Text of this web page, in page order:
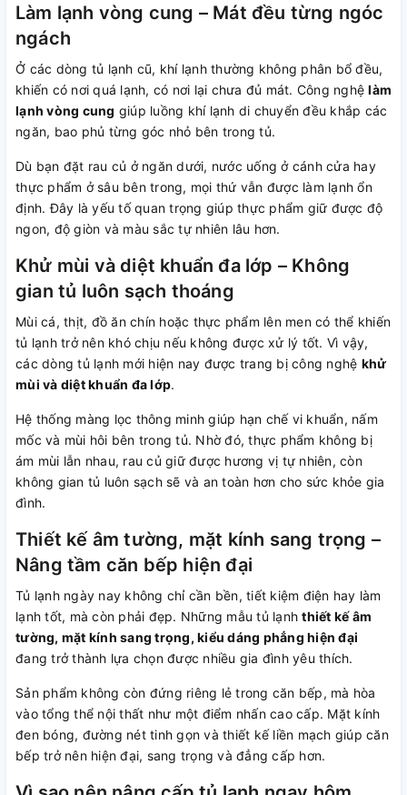
Làm lạnh vòng cung – Mát đều từng ngóc
ngách
Ở các dòng tủ lạnh cũ, khí lạnh thường không phân bổ đều,
khiến có nơi quá lạnh, có nơi lại chưa đủ mát. Công nghệlàm
lạnh vòng cung giúp luồng khí lạnh di chuyển đều khắp các
ngăn, bao phủ từng góc nhỏ bên trong tủ.
Dù bạn đặt rau củ ở ngăn dưới, nước uống ở cánh cửa hay
thực phẩm ở sâu bên trong, mọi thứ vẫn được làm lạnh ổn
định. Đây là yếu tố quan trọng giúp thực phẩm giữ được độ
ngon, độ giòn và màu sắc tự nhiên lâu hơn.
Khử mùi và diệt khuẩn đa lớp – Không
gian tủ luôn sạch thoáng
Mùi cá, thịt, đồ ăn chín hoặc thực phẩm lên men có thể khiến
tủ lạnh trở nên khó chịu nếu không được xử lý tốt. Vì vậy,
các dòng tủ lạnh mới hiện nay được trang bị công nghệ khử
mùi và diệt khuẩn đa lớp.
Hệ thống màng lọc thông minh giúp hạn chế vi khuẩn, nấm
mốc và mùi hôi bên trong tủ. Nhờ đó, thực phẩm không bị
ám mùi lẫn nhau, rau củ giữ được hương vị tự nhiên, còn
không gian tủ luôn sạch sẽ và an toàn hơn cho sức khỏe gia
đình.
Thiết kế âm tường, mặt kính sang trọng –
Nâng tầm căn bếp hiện đại
Tủ lạnh ngày nay không chỉ cần bền, tiết kiệm điện hay làm
lạnh tốt, mà còn phải đẹp. Những mẫu tủ lạnhthiết kế âm
tường, mặt kính sang trọng, kiểu dáng phẳng hiện đại
đang trở thành lựa chọn được nhiều gia đình yêu thích.
Sản phẩm không còn đứng riêng lẻ trong căn bếp, mà hòa
vào tổng thể nội thất như một điểm nhấn cao cấp. Mặt kính
đen bóng, đường nét tinh gọn và thiết kế liền mạch giúp căn
bếp trở nên hiện đại, sang trọng và đẳng cấp hơn.